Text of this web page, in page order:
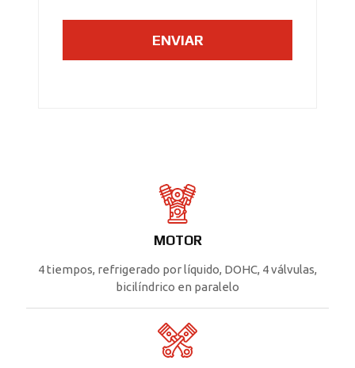
MOTOR
4 tiempos, refrigerado por líquido, DOHC, 4 válvulas,
bicilíndrico en paralelo